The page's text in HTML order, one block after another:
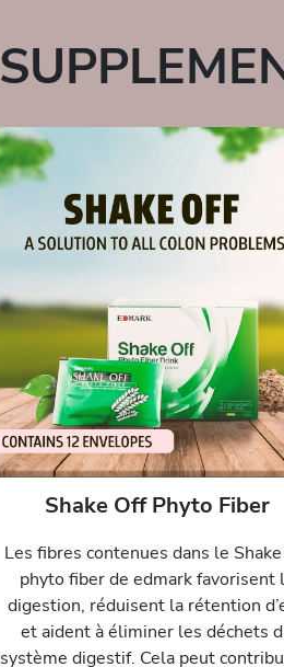
Shake Off Phyto Fiber
Les fibres contenues dans le
phyto fiber de edmark favorisent
digestion, réduisent la rétention
et aident à éliminer les déchets
système digestif. Cela peut